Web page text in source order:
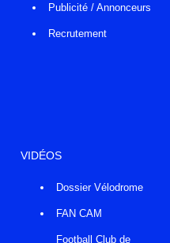
Publicité / Annonceurs
Recrutement
VIDÉOS
Dossier Vélodrome
FAN CAM
Football Club de